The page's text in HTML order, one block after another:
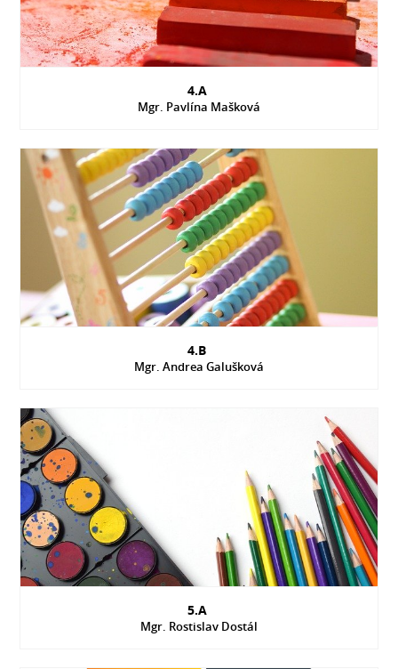
4.A
Mgr. Pavlína Mašková
4.B
Mgr. Andrea Galušková
5.A
Mgr. Rostislav Dostál